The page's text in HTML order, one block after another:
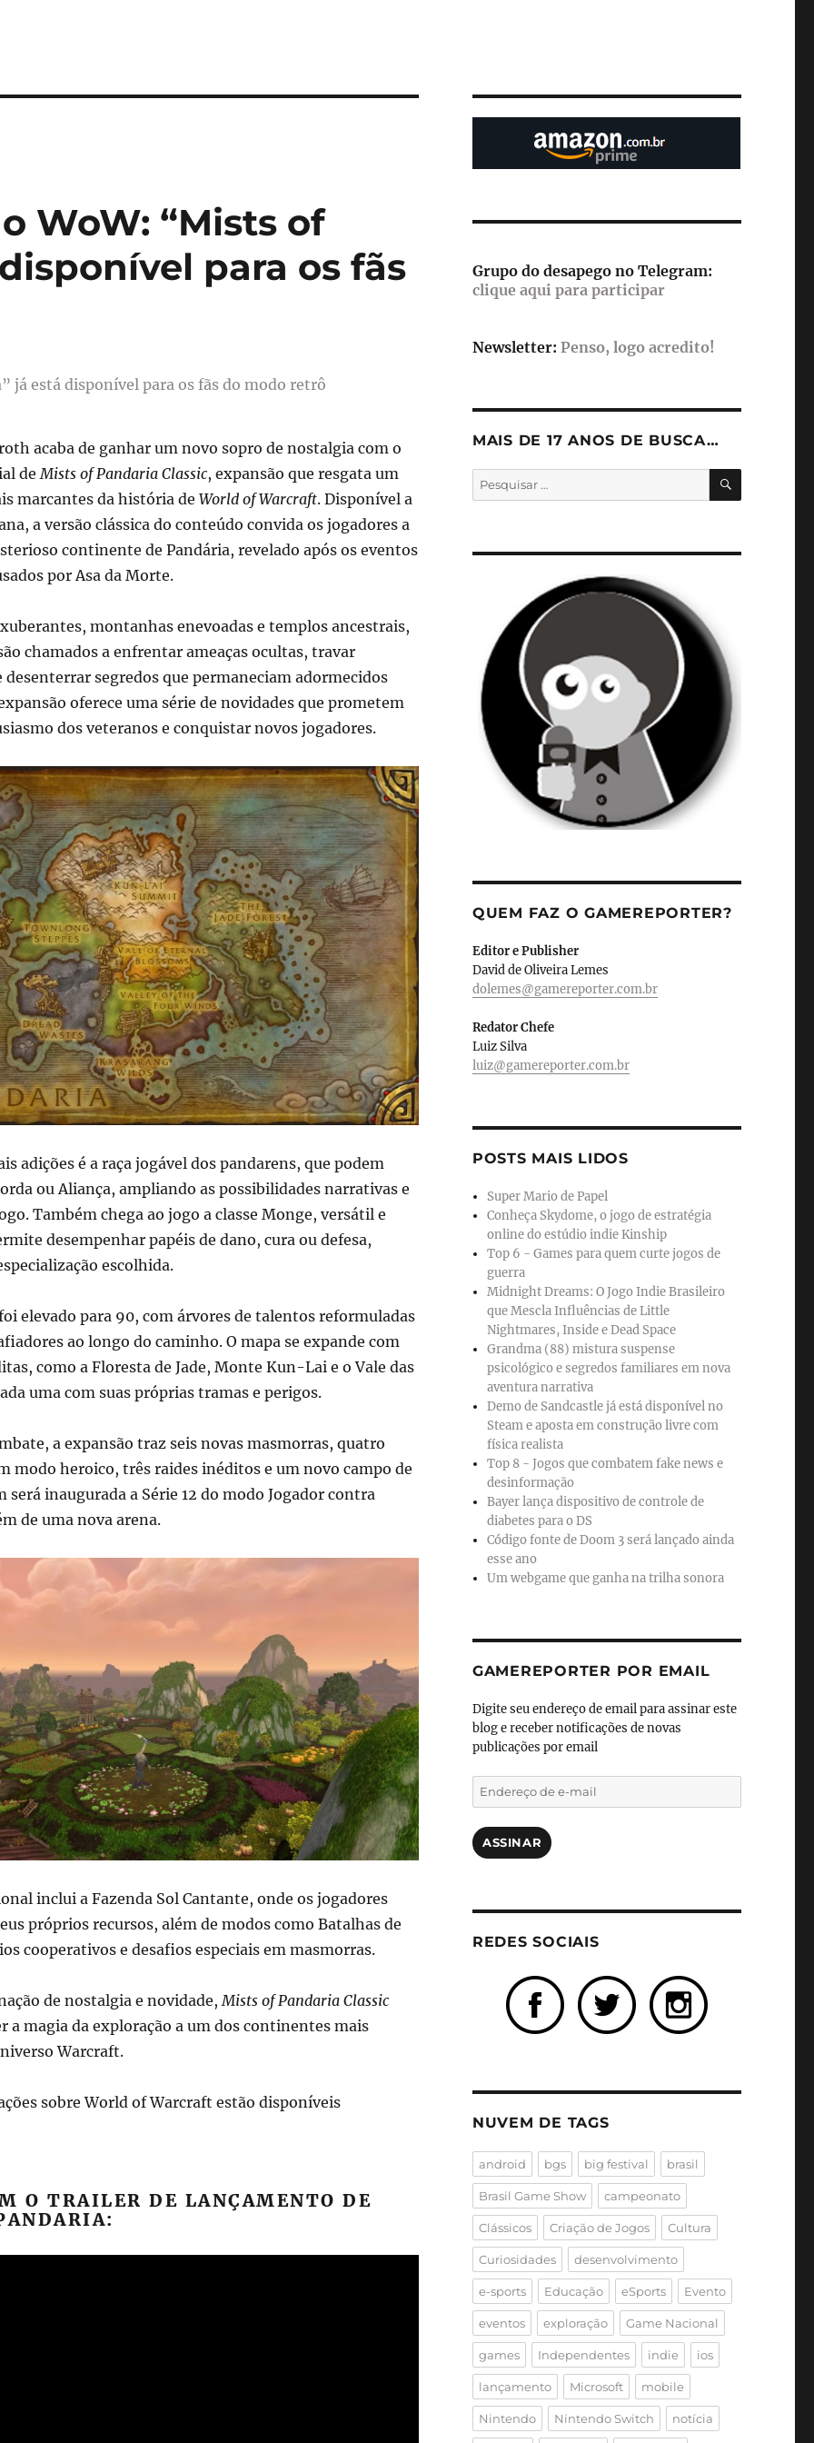
WoW: “Mists of
para os fãs
acaba de ganhar um novo sopro de nostalgia com o
deMists of Pandaria Classic, expansão que resgata um
marcantes da história de World of Warcraft. Disponível a
a versão clássica do conteúdo convida os jogadores a
continente de Pandária, revelado após os eventos
por Asa da Morte.
montanhas enevoadas e templos ancestrais,
chamados a enfrentar ameaças ocultas, travar
desenterrar segredos que permaneciam adormecidos
oferece uma série de novidades que prometem
dos veteranos e conquistar novos jogadores.
adições é a raça jogável dos pandarens, que podem
ou Aliança, ampliando as possibilidades narrativas e
Também chega ao jogo a classe Monge, versátil e
desempenhar papéis de dano, cura ou defesa,
escolhida.
elevado para 90, com árvores de talentos reformuladas
ao longo do caminho. O mapa se expande com
como a Floresta de Jade, Monte Kun-Lai e o Vale das
uma com suas próprias tramas e perigos.
a expansão traz seis novas masmorras, quatro
modo heroico, três raides inéditos e um novo campo de
será inaugurada a Série 12 do modo Jogador contra
de uma nova arena.
inclui a Fazenda Sol Cantante, onde os jogadores
próprios recursos, além de modos como Batalhas de
cooperativos e desafios especiais em masmorras.
de nostalgia e novidade, Mists of Pandaria Classic
a magia da exploração a um dos continentes mais
Warcraft.
sobre World of Warcraft estão disponíveis
O TRAILER DE LANÇAMENTO DE
Grupo do desapego no Telegram:
clique aqui para participar
Newsletter: Penso, logo acredito!
MAIS DE 17 ANOS DE BUSCA…
Pesquisar
por:
QUEM FAZ O GAMEREPORTER?
Editor e Publisher
David de Oliveira Lemes
dolemes@gamereporter.com.br
Redator Chefe
Luiz Silva
luiz@gamereporter.com.br
POSTS MAIS LIDOS
Super Mario de Papel
Conheça Skydome, o jogo de estratégia
online do estúdio indie Kinship
Top 6 - Games para quem curte jogos de
guerra
Midnight Dreams: O Jogo Indie Brasileiro
que Mescla Influências de Little
Nightmares, Inside e Dead Space
Grandma (88) mistura suspense
psicológico e segredos familiares em nova
aventura narrativa
Demo de Sandcastle já está disponível no
Steam e aposta em construção livre com
física realista
Top 8 - Jogos que combatem fake news e
desinformação
Bayer lança dispositivo de controle de
diabetes para o DS
Código fonte de Doom 3 será lançado ainda
esse ano
Um webgame que ganha na trilha sonora
GAMEREPORTER POR EMAIL
Digite seu endereço de email para assinar este
blog e receber notificações de novas
publicações por email
Endereço
de
e-
mail
ASSINAR
REDES SOCIAIS
NUVEM DE TAGS
android bgs big festival brasil
Brasil Game Show campeonato
Clássicos Criação de Jogos Cultura
Curiosidades desenvolvimento
e-sports Educação eSports Evento
eventos exploração Game Nacional
games Independentes indie ios
lançamento Microsoft mobile
Nintendo Nintendo Switch notícia